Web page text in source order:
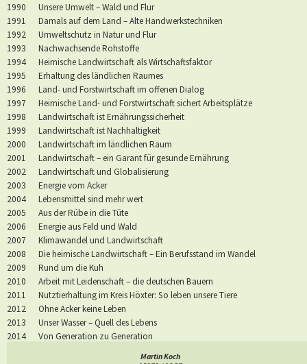
1990 Unsere Umwelt – Wald und Flur
1991 Damals auf dem Land – Alte Handwerkstechniken
1992 Umweltschutz in Natur und Flur
1993 Nachwachsende Rohstoffe
1994 Heimische Landwirtschaft als Wirtschaftsfaktor
1995 Erhaltung des ländlichen Raumes
1996 Land- und Forstwirtschaft im offenen Dialog
1997 Heimische Land- und Forstwirtschaft sichert Arbeitsplätze
1998 Landwirtschaft ist Ernährungssicherheit
1999 Landwirtschaft ist Nachhaltigkeit
2000 Landwirtschaft im ländlichen Raum
2001 Landwirtschaft – ein Garant für gesunde Ernährung
2002 Landwirtschaft und Globalisierung
2003 Energie vom Acker
2004 Lebensmittel sind mehr wert
2005 Aus der Rübe in die Tüte
2006 Energie aus Feld und Wald
2007 Klimawandel und Landwirtschaft
2008 Die heimische Landwirtschaft – Ein Berufsstand im Wandel
2009 Rund um die Kuh
2010 Arbeit mit Leidenschaft – die deutschen Bauern
2011 Nutztierhaltung im Kreis Höxter: So leben unsere Tiere
2012 Ohne Acker keine Leben
2013 Unser Wasser – Quell des Lebens
2014 Von Generation zu Generation
Martin Koch